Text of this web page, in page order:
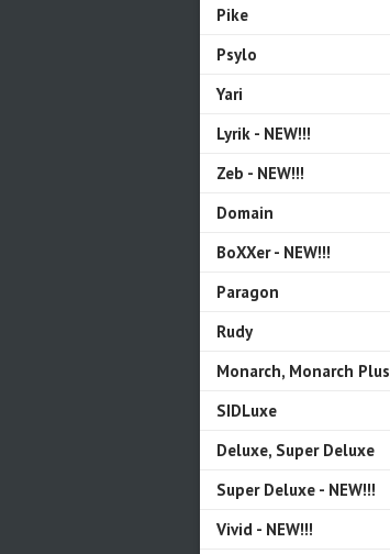
Pike
Psylo
Yari
Lyrik - NEW!!!
Zeb - NEW!!!
Domain
BoXXer - NEW!!!
Paragon
Rudy
Monarch, Monarch Plus
SIDLuxe
Deluxe, Super Deluxe
Super Deluxe - NEW!!!
Vivid - NEW!!!